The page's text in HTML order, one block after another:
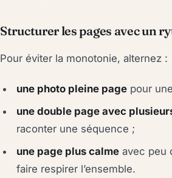
Structurer les pages avec un
Pour éviter la monotonie, alternez :
une photo pleine page pour
une double page avec
raconter une séquence ;
une page plus calme avec peu
faire respirer l’ensemble.